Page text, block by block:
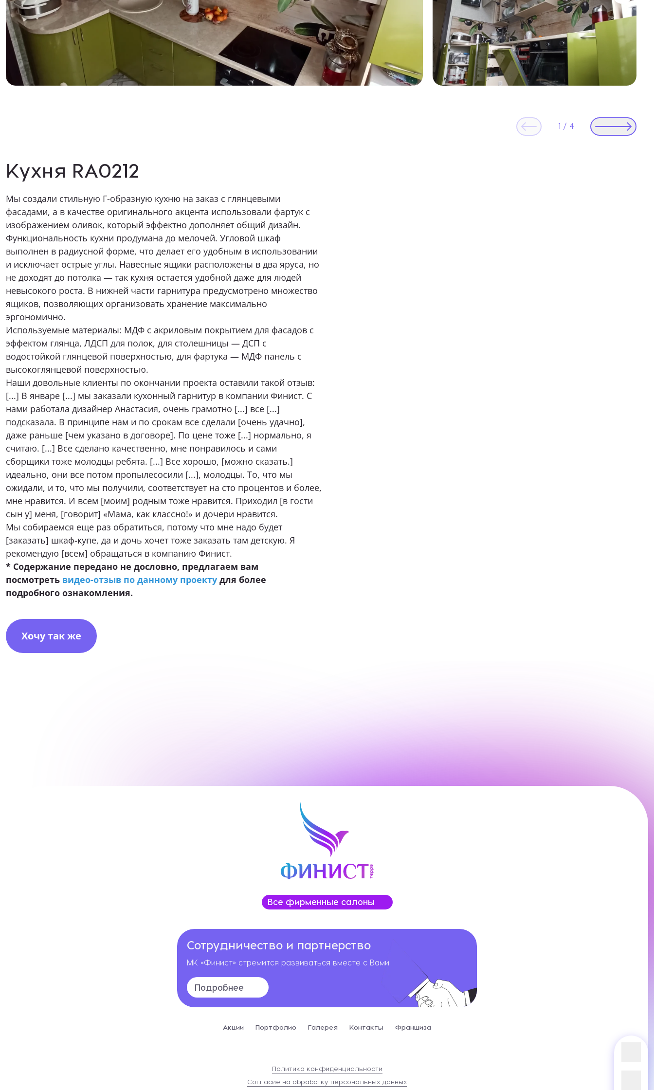
1 / 4
Кухня RA0212
Мы создали стильную Г-образную кухню на заказ с глянцевыми
фасадами, а в качестве оригинального акцента использовали фартук с
изображением оливок, который эффектно дополняет общий дизайн.
Функциональность кухни продумана до мелочей. Угловой шкаф
выполнен в радиусной форме, что делает его удобным в использовании
и исключает острые углы. Навесные ящики расположены в два яруса, но
не доходят до потолка — так кухня остается удобной даже для людей
невысокого роста. В нижней части гарнитура предусмотрено множество
ящиков, позволяющих организовать хранение максимально
эргономично.
Используемые материалы: МДФ с акриловым покрытием для фасадов с
эффектом глянца, ЛДСП для полок, для столешницы — ДСП с
водостойкой глянцевой поверхностью, для фартука — МДФ панель с
высокоглянцевой поверхностью.
Наши довольные клиенты по окончании проекта оставили такой отзыв:
[...] В январе [...] мы заказали кухонный гарнитур в компании Финист. С
нами работала дизайнер Анастасия, очень грамотно [...] все [...]
подсказала. В принципе нам и по срокам все сделали [очень удачно],
даже раньше [чем указано в договоре]. По цене тоже [...] нормально, я
считаю. [...] Все сделано качественно, мне понравилось и сами
сборщики тоже молодцы ребята. [...] Все хорошо, [можно сказать.]
идеально, они все потом пропылесосили [...], молодцы. То, что мы
ожидали, и то, что мы получили, соответствует на сто процентов и более,
мне нравится. И всем [моим] родным тоже нравится. Приходил [в гости
сын у] меня, [говорит] «Мама, как классно!» и дочери нравится.
Мы собираемся еще раз обратиться, потому что мне надо будет
[заказать] шкаф-купе, да и дочь хочет тоже заказать там детскую. Я
рекомендую [всем] обращаться в компанию Финист.
* Содержание передано не дословно, предлагаем вам
посмотреть видео-отзыв по данному проекту для более
подробного ознакомления.
Хочу так же
Все фирменные салоны
Сотрудничество и партнерство
МК «Финист» стремится развиваться вместе с Вами
Подробнее
Акции Портфолио Галерея Контакты Франшиза
Политика конфиденциальности
Согласие на обработку персональных данных
Как к Вам обращаться?
Телефон
Какая мебель вас интересует?
Я даю согласие на обработку персональных данных
Я принимаю условия
ОТПРАВИТЬ
Нажимая кнопку «Отправить», я даю свое согласие на обработку моих персональных данных, в